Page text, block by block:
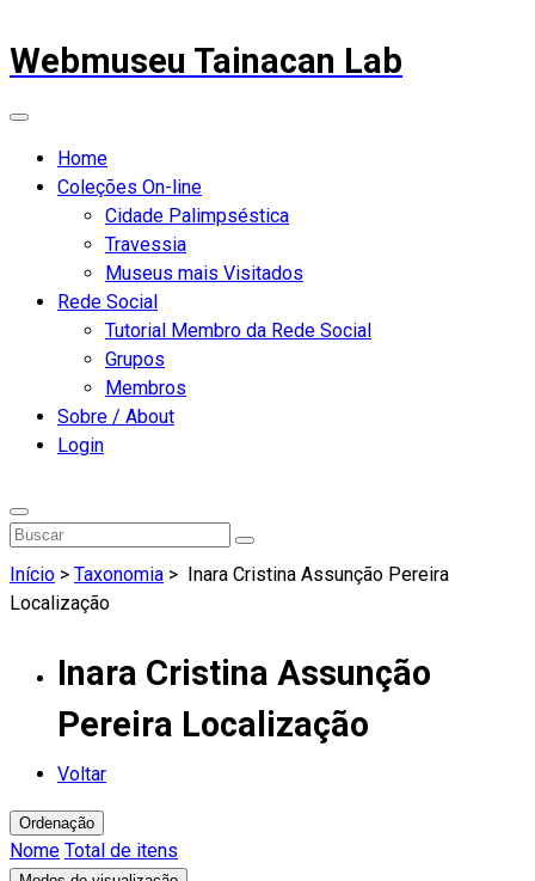
Webmuseu Tainacan Lab
Home
Coleções On-line
Cidade Palimpséstica
Travessia
Museus mais Visitados
Rede Social
Tutorial Membro da Rede Social
Grupos
Membros
Sobre / About
Login
Início > Taxonomia > Inara Cristina Assunção Pereira
Localização
Inara Cristina Assunção
Pereira Localização
Voltar
Ordenação
Nome Total de itens